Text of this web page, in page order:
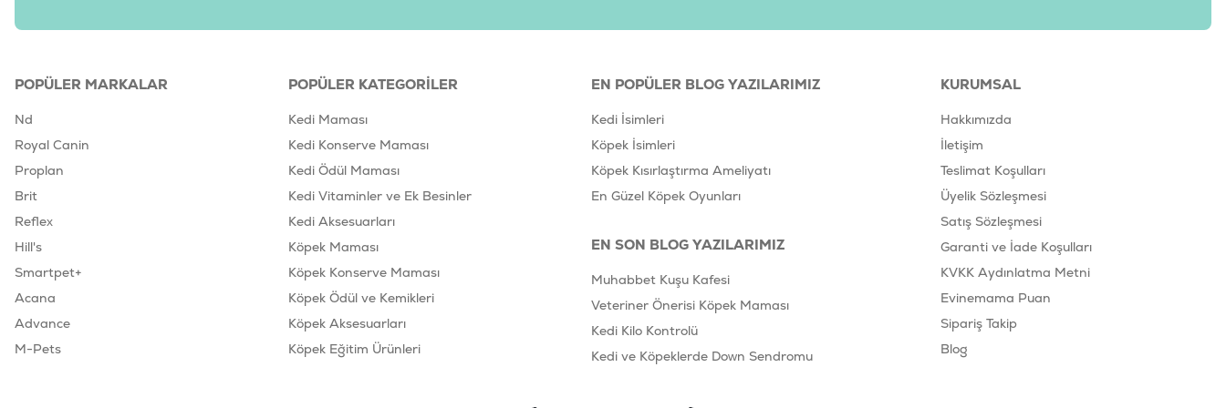
Bileşim:Tavuk (%49,2), Morina Balığı (%10,5), Gliserin, Bitkisel Protein, Nişasta, Sorbitol,
*Beslenme Önerisi:Kediniz için öğün aralarında ödül olarak verilmesi tavsiye edilir. Porsiyon miktarını
bulundurunuz. Serin ve kuru bir yerde muhafaza ediniz.
Ürün Filtreleri
Barkod
Tedarikçi Ürün Kodu
POPÜLER MARKALAR
Nd
Royal Canin
Proplan
Brit
Reflex
Hill's
Smartpet+
Acana
Advance
M-Pets
POPÜLER KATEGORILER
Kedi Maması
Kedi Konserve Maması
Kedi Ödül Maması
Kedi Vitaminler ve Ek Besinler
Kedi Aksesuarları
Köpek Maması
Köpek Konserve Maması
Köpek Ödül ve Kemikleri
Köpek Aksesuarları
Köpek Eğitim Ürünleri
EN POPÜLER BLOG YAZILARIMIZ
Kedi İsimleri
Köpek İsimleri
Köpek Kısırlaştırma Ameliyatı
En Güzel Köpek Oyunları
EN SON BLOG YAZILARIMIZ
Muhabbet Kuşu Kafesi
Veteriner Önerisi Köpek Maması
Kedi Kilo Kontrolü
Kedi ve Köpeklerde Down Sendromu
KURUMSAL
Hakkımızda
İletişim
Teslimat Koşulları
Üyelik Sözleşmesi
Satış Sözleşmesi
Garanti ve İade Koşulları
KVKK Aydınlatma Metni
Evinemama Puan
Sipariş Takip
Blog